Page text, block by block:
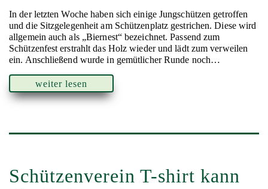
In der letzten Woche haben sich einige Jungschützen getroffen
und die Sitzgelegenheit am Schützenplatz gestrichen. Diese wird
allgemein auch als „Biernest“ bezeichnet. Passend zum
Schützenfest erstrahlt das Holz wieder und lädt zum verweilen
ein. Anschließend wurde in gemütlicher Runde noch…
weiter lesen
Schützenverein T-shirt kann